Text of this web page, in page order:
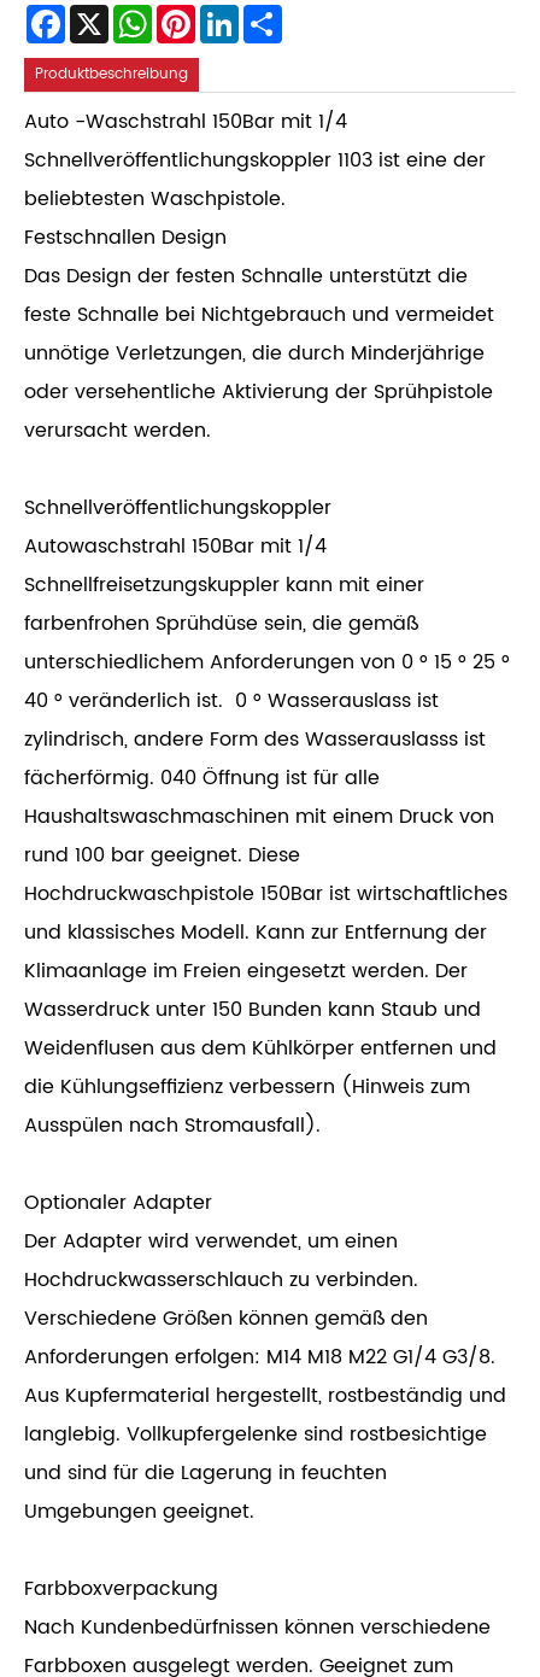
Facebook
X WhatsAppPinterestLinkedIn
Produktbeschreibung
Auto -Waschstrahl 150Bar mit 1/4
Schnellveröffentlichungskoppler 1103 ist eine der
beliebtesten Waschpistole.
Festschnallen Design
Das Design der festen Schnalle unterstützt die
feste Schnalle bei Nichtgebrauch und vermeidet
unnötige Verletzungen, die durch Minderjährige
oder versehentliche Aktivierung der Sprühpistole
verursacht werden.
Schnellveröffentlichungskoppler
Autowaschstrahl 150Bar mit 1/4
Schnellfreisetzungskuppler kann mit einer
farbenfrohen Sprühdüse sein, die gemäß
unterschiedlichem Anforderungen von 0 ° 15 ° 25 °
40 ° veränderlich ist. 0 ° Wasserauslass ist
zylindrisch, andere Form des Wasserauslasss ist
fächerförmig. 040 Öffnung ist für alle
Haushaltswaschmaschinen mit einem Druck von
rund 100 bar geeignet. Diese
Hochdruckwaschpistole 150Bar ist wirtschaftliches
und klassisches Modell. Kann zur Entfernung der
Klimaanlage im Freien eingesetzt werden. Der
Wasserdruck unter 150 Bunden kann Staub und
Weidenflusen aus dem Kühlkörper entfernen und
die Kühlungseffizienz verbessern (Hinweis zum
Ausspülen nach Stromausfall).
Optionaler Adapter
Der Adapter wird verwendet, um einen
Hochdruckwasserschlauch zu verbinden.
Verschiedene Größen können gemäß den
Anforderungen erfolgen: M14 M18 M22 G1/4 G3/8.
Aus Kupfermaterial hergestellt, rostbeständig und
langlebig. Vollkupfergelenke sind rostbesichtige
und sind für die Lagerung in feuchten
Umgebungen geeignet.
Farbboxverpackung
Nach Kundenbedürfnissen können verschiedene
Farbboxen ausgelegt werden. Geeignet zum